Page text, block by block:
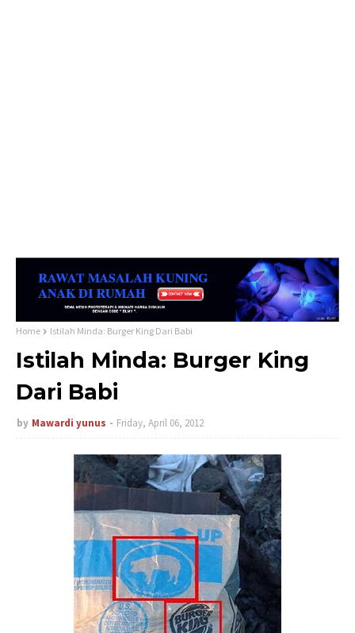
Home Istilah Minda: Burger King Dari Babi
Istilah Minda: Burger King
Dari Babi
by Mawardi yunus Friday, April 06, 2012